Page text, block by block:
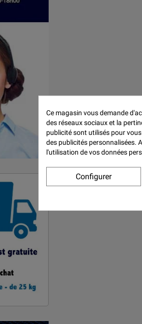
Ce magasin vous demande
des réseaux sociaux et la
publicité sont utilisés pour
des publicités personnalisées.
l'utilisation de vos données
Configurer